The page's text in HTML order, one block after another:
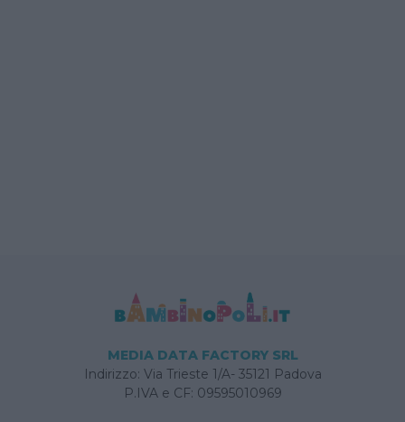
MEDIA DATA FACTORY SRL
Indirizzo: Via Trieste 1/A- 35121 Padova
P.IVA e CF: 09595010969